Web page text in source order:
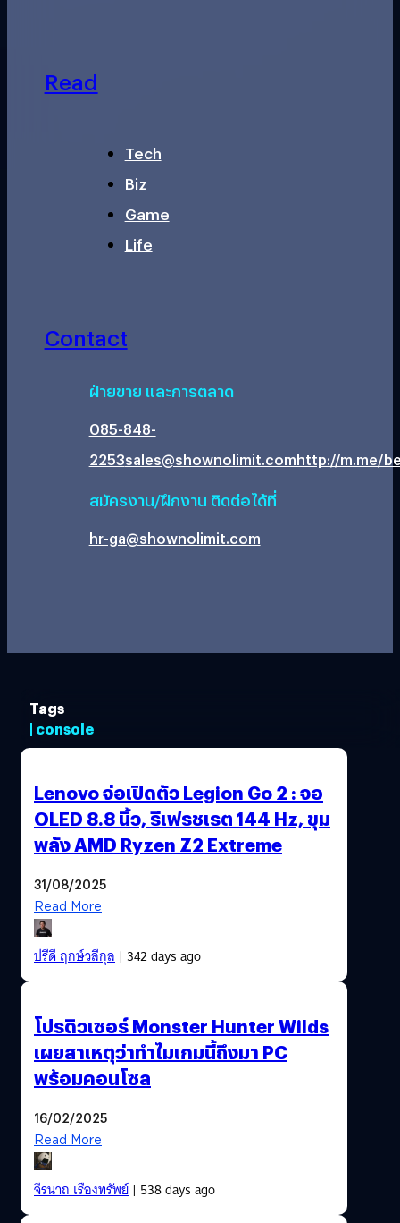
Read
Tech
Biz
Game
Life
Contact
ฝ่ายขาย และการตลาด
085-848-
2253sales@shownolimit.comhttp://m.me/
สมัครงาน/ฝึกงาน ติดต่อได้ที่
hr-ga@shownolimit.com
Tags
| console
Lenovo จ่อเปิดตัว Legion Go 2 : จอ
OLED 8.8 นิ้ว, รีเฟรชเรต 144 Hz, ขุม
พลัง AMD Ryzen Z2 Extreme
31/08/2025
Read More
ปรีดี ฤกษ์วลีกุล| 342 days ago
โปรดิวเซอร์ Monster Hunter Wilds
เผยสาเหตุว่าทำไมเกมนี้ถึงมา PC
พร้อมคอนโซล
16/02/2025
Read More
จีรนาถ เรืองทรัพย์| 538 days ago